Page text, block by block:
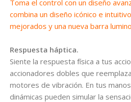
Toma el control con un diseño
combina un diseño icónico e
mejorados y una nueva barra
Respuesta háptica.
Siente la respuesta física a tus
accionadores dobles que
motores de vibración. En tus
dinámicas pueden simular la